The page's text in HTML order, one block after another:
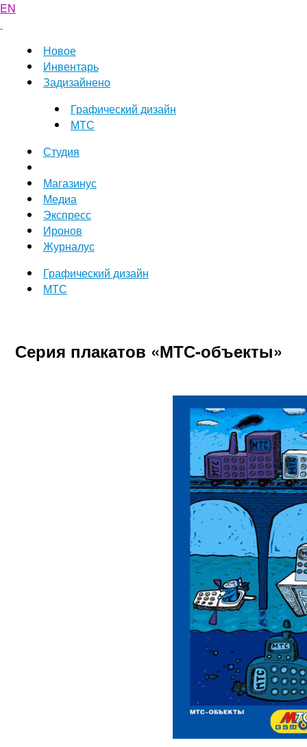
EN
Новое
Инвентарь
Задизайнено
Графический дизайн
МТС
Студия
Магазинус
Медиа
Экспресс
Иронов
Журналус
Графический дизайн
МТС
Серия плакатов «МТС-объекты»